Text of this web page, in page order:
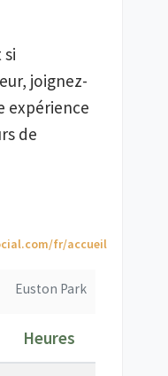
joignez-
expérience
de
fr/accueil
Euston Park
Heures